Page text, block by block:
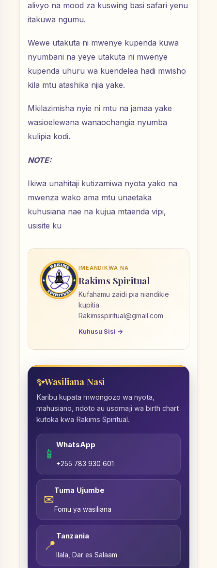
alivyo na mood za kuswing basi safari yenu
itakuwa ngumu.
Wewe utakuta ni mwenye kupenda kuwa
nyumbani na yeye utakuta ni mwenye
kupenda uhuru wa kuendelea hadi mwisho
kila mtu atashika njia yake.
Mkilazimisha nyie ni mtu na jamaa yake
wasioelewana wanaochangia nyumba
kulipia kodi.
NOTE:
Ikiwa unahitaji kutizamiwa nyota yako na
mwenza wako ama mtu unaetaka
kuhusiana nae na kujua mtaenda vipi,
usisite ku
IMEANDIKWA NA
Rakims Spiritual
Kufahamu zaidi pia niandikie
kupitia
Rakimsspiritual@gmail.com
Kuhusu Sisi →
Wasiliana Nasi
Karibu kupata mwongozo wa nyota,
mahusiano, ndoto au usomaji wa birth chart
kutoka kwa Rakims Spiritual.
📱
WhatsApp
+255 783 930 601
✉
Tuma Ujumbe
Fomu ya wasiliana
📍
Tanzania
Ilala, Dar es Salaam